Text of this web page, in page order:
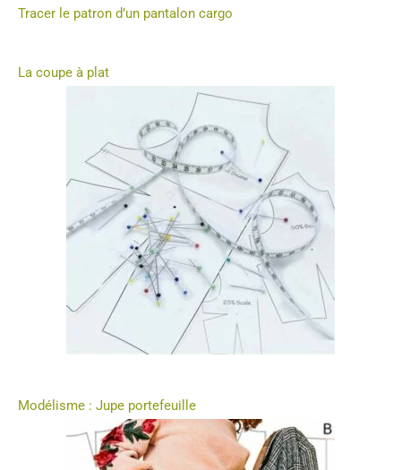
Tracer le patron d’un pantalon cargo
La coupe à plat
Modélisme : Jupe portefeuille